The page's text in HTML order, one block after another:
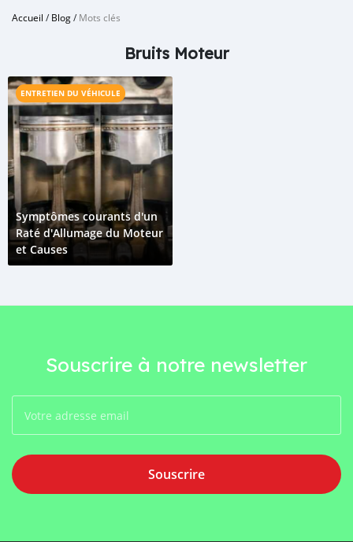
Accueil /Blog/Mots clés
Bruits Moteur
ENTRETIEN DU VÉHICULE
Symptômes courants d'un
Raté d'Allumage du Moteur
et Causes
Souscrire à notre newsletter
Souscrire